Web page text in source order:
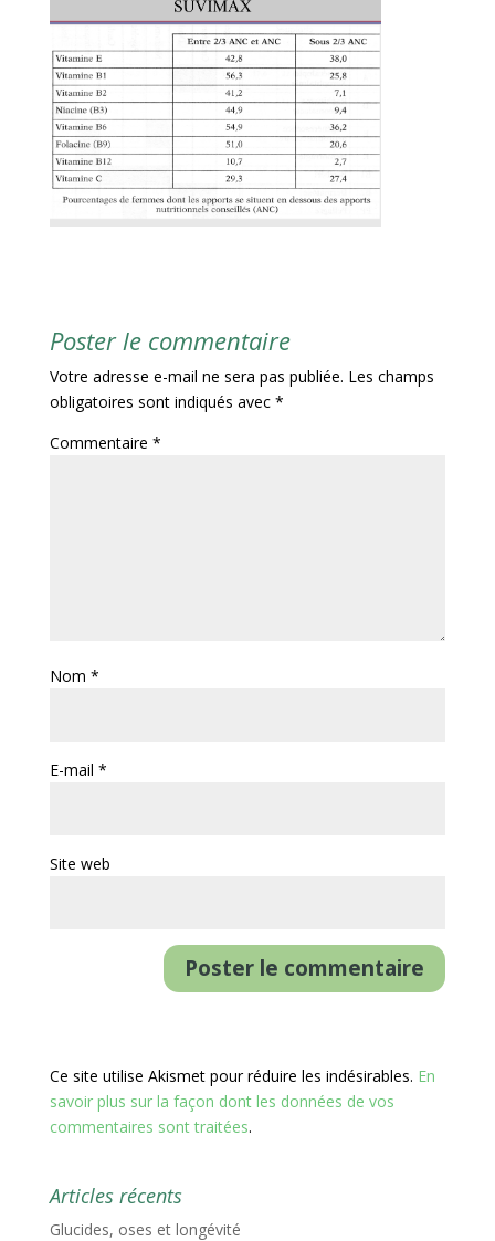
Poster le commentaire
Votre adresse e-mail ne sera pas publiée. Les champs
obligatoires sont indiqués avec *
Commentaire *
Nom *
E-mail *
Site web
Ce site utilise Akismet pour réduire les indésirables. En
savoir plus sur la façon dont les données de vos
commentaires sont traitées.
Articles récents
Glucides, oses et longévité